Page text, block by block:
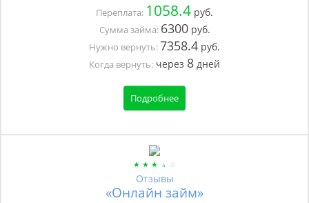
Переплата: 1058.4 руб.
Сумма займа: 6300руб.
Нужно вернуть:7358.4 руб.
Когда вернуть: через 8 дней
Подробнее
Отзывы
«Онлайн займ»